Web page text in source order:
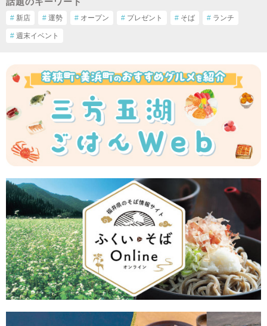
# 新店 # 運勢 # オープン # プレゼント # そば # ランチ
# 週末イベント